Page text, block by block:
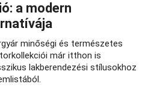
a modern
minőségi és természetes
már itthon is
lakberendezési stílusokhoz